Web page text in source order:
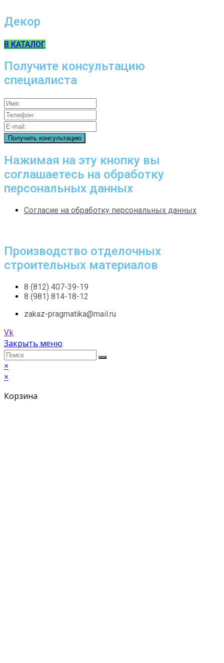
Декор
В КАТАЛОГ
Получите консультацию
специалиста
Имя:
Телефон:
E-
mail:
Нажимая на эту кнопку вы
соглашаетесь на обработку
персональных данных
Согласие на обработку персональных данных
Производство отделочных
строительных материалов
8 (812) 407-39-19
8 (981) 814-18-12
zakaz-pragmatika@mail.ru
Vk
Закрыть меню
×
×
Корзина